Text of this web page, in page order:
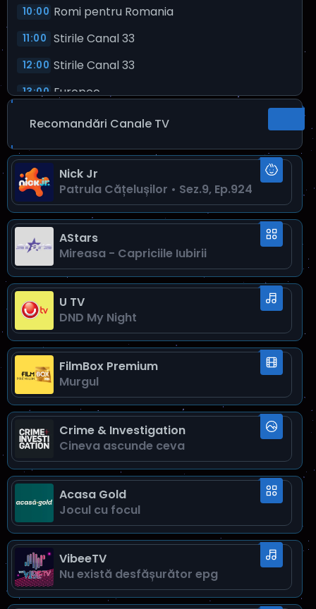
10:00 Romi pentru Romania
11:00 Stirile Canal 33
12:00 Stirile Canal 33
13:00Europeo
14:00Stirile Canal 33
15:00Condamnatii
16:00 Drumurile noastre
18:00Special Canal 33
20:00Stirile Canal 33
21:00Pe bune!
23:00Stirile Canal 33
00:00 Stirile Canal 33
01:00Romi pentru Romania
Drumurile noastre
03:20Talk Canal 33
05:10Pe bune!
Recomandări Canale TV
Nick Jr
Patrula Cățelușilor • Sez.9, Ep.924
AStars
Mireasa - Capriciile Iubirii
U TV
DND My Night
FilmBox Premium
Murgul
Crime & Investigation
Cineva ascunde ceva
Acasa Gold
Jocul cu focul
VibeeTV
Nu există desfăşurător epg